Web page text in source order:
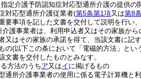
定介護予防認知症対応型通所介護の提供の
対応型通所介護従業者(第5条第1項又は第8
要事項を記した文書を交付して説明を行い
護事業者は、利用申込者又はその家族から
又はその家族の承諾を得て、当該文書に記
の(以下この条において「電磁的方法」とい
書を交付したものとみなす。
方法のうちア又はイに掲げるもの
通所介護事業者の使用に係る電子計算機と